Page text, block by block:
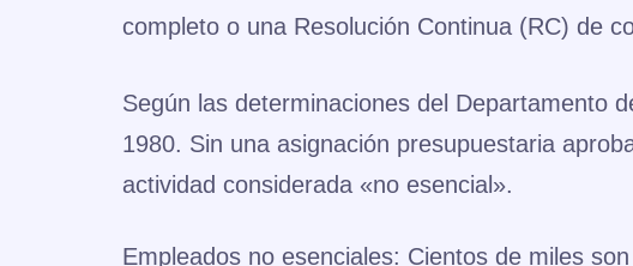
completo o una Resolución Continua (RC) de
Según las determinaciones del Departamento
1980. Sin una asignación presupuestaria
actividad considerada «no esencial».
Empleados no esenciales: Cientos de miles